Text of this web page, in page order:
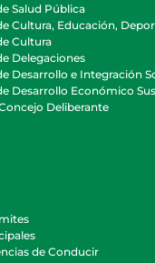
Salud Pública
Cultura, Educación,
Cultura
Delegaciones
Desarrollo e Integración
Desarrollo Económico
Deliberante
de Conducir